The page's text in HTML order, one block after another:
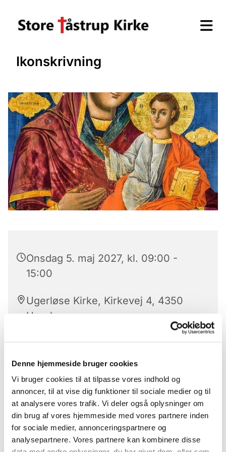
Denne hjemmeside bruger cookies
Vi bruger cookies til at tilpasse vores indhold og
annoncer, til at vise dig funktioner til sociale medier og til
at analysere vores trafik. Vi deler også oplysninger om
din brug af vores hjemmeside med vores partnere inden
for sociale medier, annonceringspartnere og
analysepartnere. Vores partnere kan kombinere disse
Ikonskrivning
Onsdag 5. maj 2027, kl. 09:00 -
15:00
Ugerløse Kirke, Kirkevej 4, 4350
Ugerløse
Ikonskriver Mogens Gert Hansen
Vi mødes i kirken til en stille musikandagt før vi
går ned i sognegården og skriver ikoner indtil kl.
12.00. hvor der leveres en lækker frokost. Husk
ikongruppen mødes den første onsdag hver
måned.